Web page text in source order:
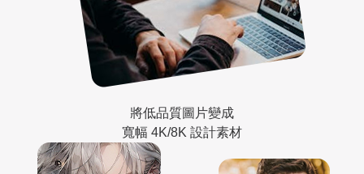
將低品質圖片變成
寬幅 4K/8K 設計素材